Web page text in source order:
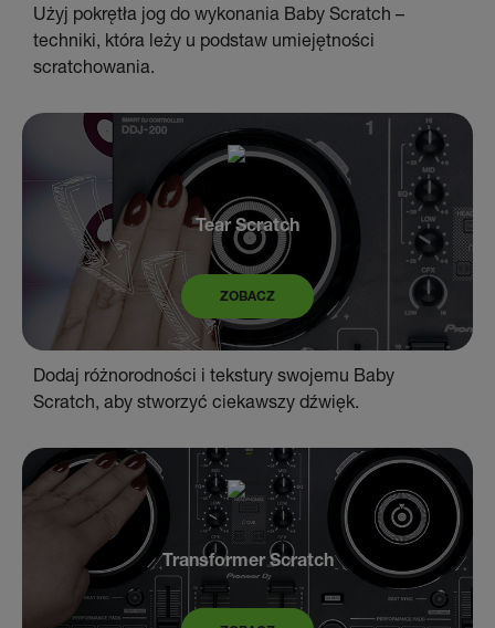
Użyj pokrętła jog do wykonania Baby Scratch –
techniki, która leży u podstaw umiejętności
scratchowania.
Tear Scratch
ZOBACZ
Dodaj różnorodności i tekstury swojemu Baby
Scratch, aby stworzyć ciekawszy dźwięk.
Transformer Scratch